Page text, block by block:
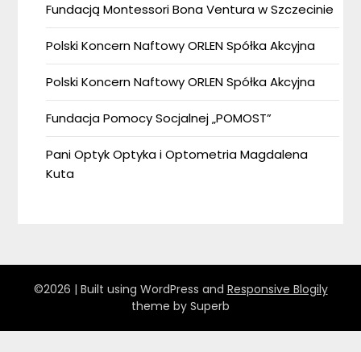
Fundacją Montessori Bona Ventura w Szczecinie
Polski Koncern Naftowy ORLEN Spółka Akcyjna
Polski Koncern Naftowy ORLEN Spółka Akcyjna
Fundacja Pomocy Socjalnej „POMOST”
Pani Optyk Optyka i Optometria Magdalena
Kuta
©2026 | Built using WordPress and Responsive Blogily
theme by Superb